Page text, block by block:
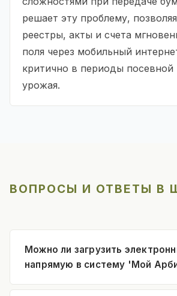
решает эту проблему,
реестры, акты и счета
поля через мобильный
критично в периоды посевной
урожая.
ВОПРОСЫ И ОТВЕТЫ В
Можно ли загрузить
напрямую в систему 'Мой